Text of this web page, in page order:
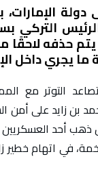
الإمارات،
التركي
حذفه لاحقًا
يجري داخل
التوتر مع
بن زايد على
أحد العسكريين
في اتهام خطير